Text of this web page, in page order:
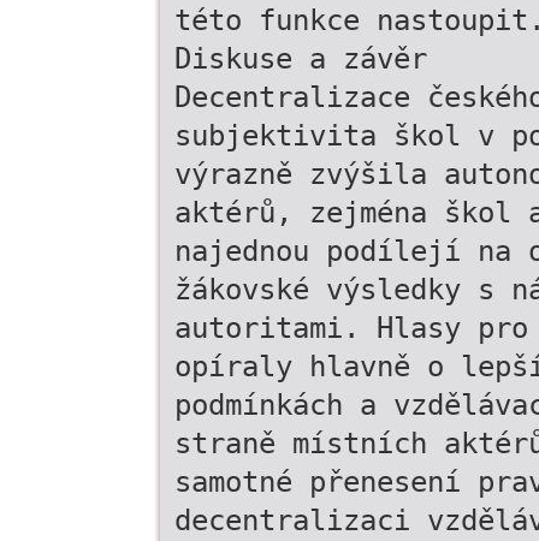
této funkce
Diskuse a závěr
Decentralizace
subjektivita škol v
výrazně zvýšila
aktérů, zejména
najednou podílejí na
žákovské výsledky s
autoritami. Hlasy
opíraly hlavně o
podmínkách a
straně místních
samotné přenesení
decentralizaci